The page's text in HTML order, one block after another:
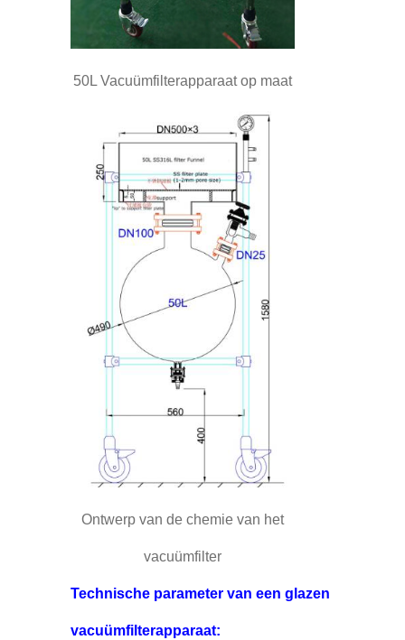
50L Vacuümfilterapparaat op maat
Ontwerp van de chemie van het
vacuümfilter
Technische parameter van een glazen
vacuümfilterapparaat: